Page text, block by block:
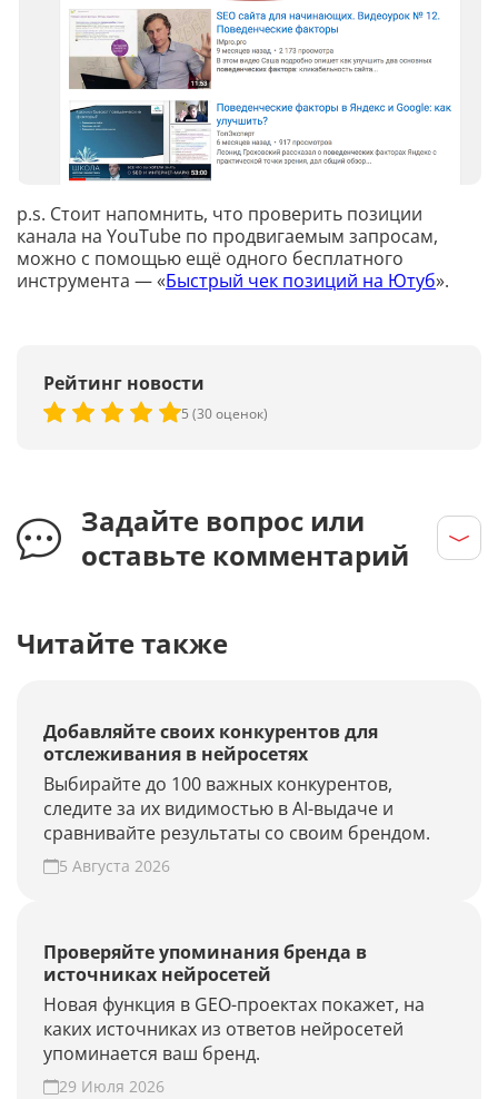
p.s. Стоит напомнить, что проверить позиции
канала на YouTube по продвигаемым запросам,
можно с помощью ещё одного бесплатного
инструмента — «Быстрый чек позиций на Ютуб».
Рейтинг новости
5 (30 оценок)
Задайте вопрос или
оставьте комментарий
Читайте также
Добавляйте своих конкурентов для
отслеживания в нейросетях
Выбирайте до 100 важных конкурентов,
следите за их видимостью в AI-выдаче и
сравнивайте результаты со своим брендом.
5 Августа 2026
Проверяйте упоминания бренда в
источниках нейросетей
Новая функция в GEO-проектах покажет, на
каких источниках из ответов нейросетей
упоминается ваш бренд.
29 Июля 2026